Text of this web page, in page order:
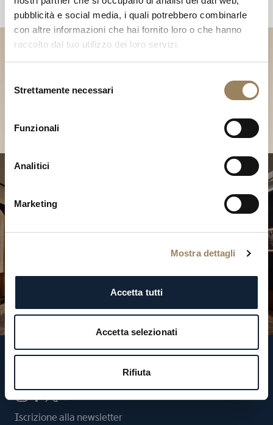
pubblicità e social media, i quali potrebbero combinarle
con altre informazioni che hai fornito loro o che hanno
raccolto dal tuo utilizzo dei loro servizi.
delStrettamente necessari
Funzionali
Analitici
Marketing
Mostra dettagli
Accetta tutti
Accetta selezionati
Rifiuta
Scopri le nostre collezioni in
Boutique
Iscrizione alla newsletter